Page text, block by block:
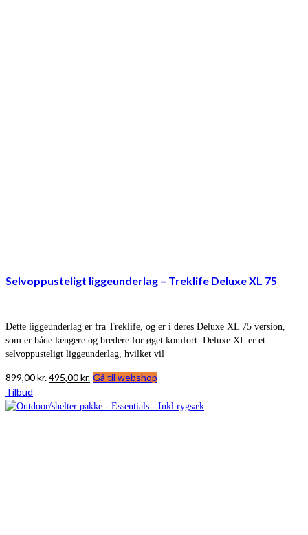
Selvoppusteligt liggeunderlag – Treklife Deluxe XL 75
Dette liggeunderlag er fra Treklife, og er i deres Deluxe XL 75 version,
som er både længere og bredere for øget komfort. Deluxe XL er et
selvoppusteligt liggeunderlag, hvilket vil
899,00kr.Den
pris
495,00kr. Den
pris
Gå til webshop
Tilbud